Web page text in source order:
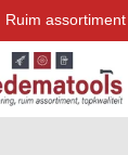
Ruim assortiment